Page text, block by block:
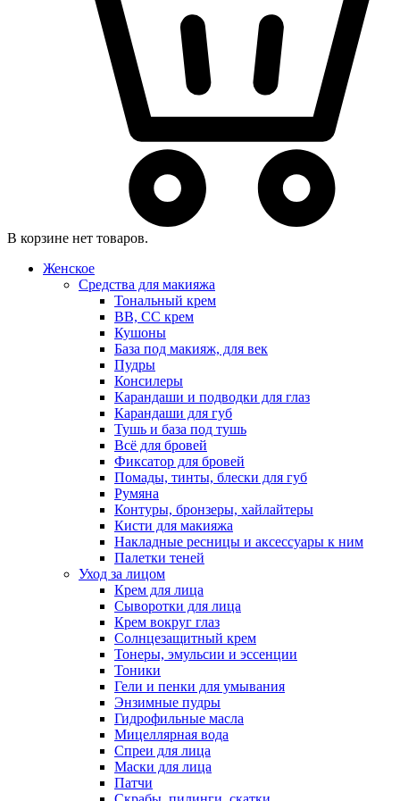
В корзине нет товаров.
Женское
Средства для макияжа
Тональный крем
BB, CC крем
Кушоны
База под макияж, для век
Пудры
Консилеры
Карандаши и подводки для глаз
Карандаши для губ
Тушь и база под тушь
Всё для бровей
Фиксатор для бровей
Помады, тинты, блески для губ
Румяна
Контуры, бронзеры, хайлайтеры
Кисти для макияжа
Накладные ресницы и аксессуары к ним
Палетки теней
Уход за лицом
Крем для лица
Сыворотки для лица
Крем вокруг глаз
Солнцезащитный крем
Тонеры, эмульсии и эссенции
Тоники
Гели и пенки для умывания
Энзимные пудры
Гидрофильные масла
Мицеллярная вода
Спреи для лица
Маски для лица
Патчи